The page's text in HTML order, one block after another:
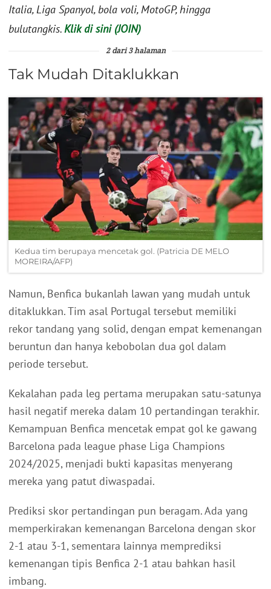
Italia, Liga Spanyol, bola voli, MotoGP, hingga
bulutangkis.Klik di sini (JOIN)
2 dari 3 halaman
Tak Mudah Ditaklukkan
Kedua tim berupaya mencetak gol. (Patricia DE MELO
MOREIRA/AFP)
Namun, Benfica bukanlah lawan yang mudah untuk
ditaklukkan. Tim asal Portugal tersebut memiliki
rekor tandang yang solid, dengan empat kemenangan
beruntun dan hanya kebobolan dua gol dalam
periode tersebut.
Kekalahan pada leg pertama merupakan satu-satunya
hasil negatif mereka dalam 10 pertandingan terakhir.
Kemampuan Benfica mencetak empat gol ke gawang
Barcelona pada league phase Liga Champions
2024/2025, menjadi bukti kapasitas menyerang
mereka yang patut diwaspadai.
Prediksi skor pertandingan pun beragam. Ada yang
memperkirakan kemenangan Barcelona dengan skor
2-1 atau 3-1, sementara lainnya memprediksi
kemenangan tipis Benfica 2-1 atau bahkan hasil
imbang.